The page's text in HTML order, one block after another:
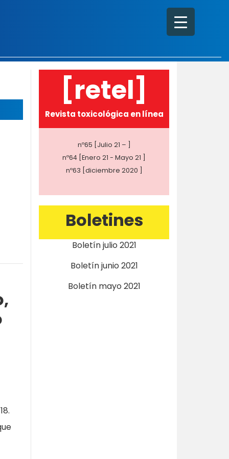
[retel]
Revista toxicológica en línea
nº65 [Julio 21 – ]
nº64 [Enero 21 - Mayo 21 ]
nº63 [diciembre 2020 ]
Boletines
Boletín julio 2021
Boletín junio 2021
Boletín mayo 2021